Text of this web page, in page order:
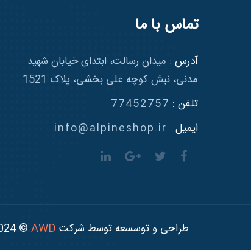
تماس با ما
آدرس : میدان رسالت، ابتدای خیابان شهید
مدنی، نبش کوچه علی بخشی، پلاک 1521
تلفن : 77452757
ایمیل : info@alpineshop.ir
طراحی و توسسعه توسط شرکت AWD
© 2024